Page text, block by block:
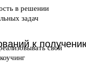
в решении
задач
свой
к